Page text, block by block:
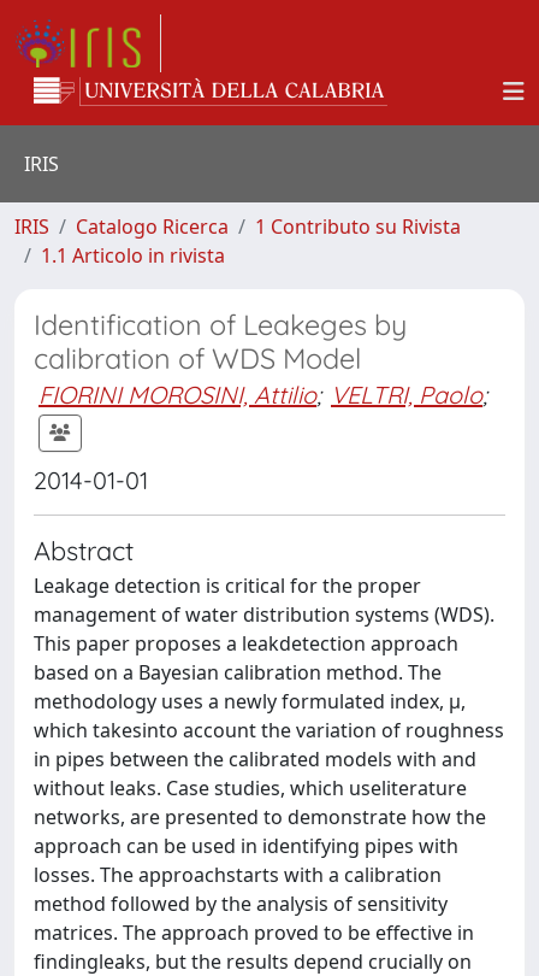
IRIS
IRIS Catalogo Ricerca
1 Contributo su Rivista
1.1 Articolo in rivista
Identification of Leakeges by
calibration of WDS Model
FIORINI MOROSINI, Attilio; VELTRI, Paolo;
2014-01-01
Abstract
Leakage detection is critical for the proper
management of water distribution systems (WDS).
This paper proposes a leakdetection approach
based on a Bayesian calibration method. The
methodology uses a newly formulated index, μ,
which takesinto account the variation of roughness
in pipes between the calibrated models with and
without leaks. Case studies, which useliterature
networks, are presented to demonstrate how the
approach can be used in identifying pipes with
losses. The approachstarts with a calibration
method followed by the analysis of sensitivity
matrices. The approach proved to be effective in
findingleaks, but the results depend crucially on